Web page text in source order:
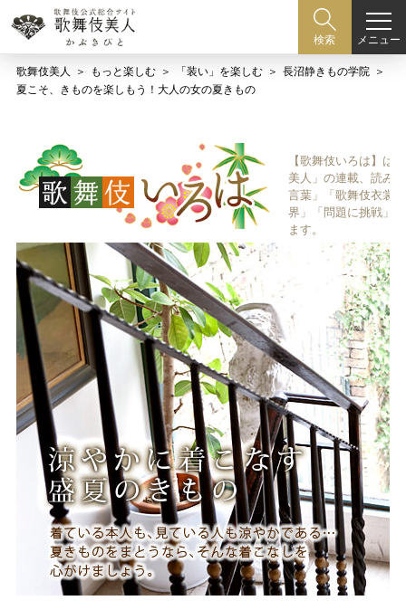
検索 メニュー
歌舞伎美人 もっと楽しむ 「装い」を楽しむ
長沼静きもの学院
夏こそ、きものを楽しもう！大人の女の夏きもの
【歌舞伎いろは】は
美人」の連載、読み
言葉」「歌舞伎衣裳
界」「問題に挑戦」
ます。